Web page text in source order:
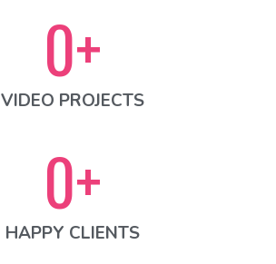
VIDEO PROJECTS
0+
HAPPY CLIENTS
0+